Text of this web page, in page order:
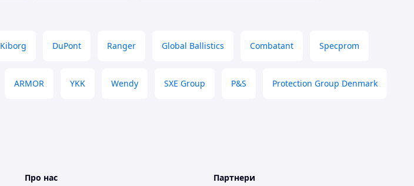
Kiborg DuPont Ranger Global Ballistics Combatant Specprom
ARMOR YKK Wendy SXE Group P&S Protection Group Denmark
Про нас Партнери